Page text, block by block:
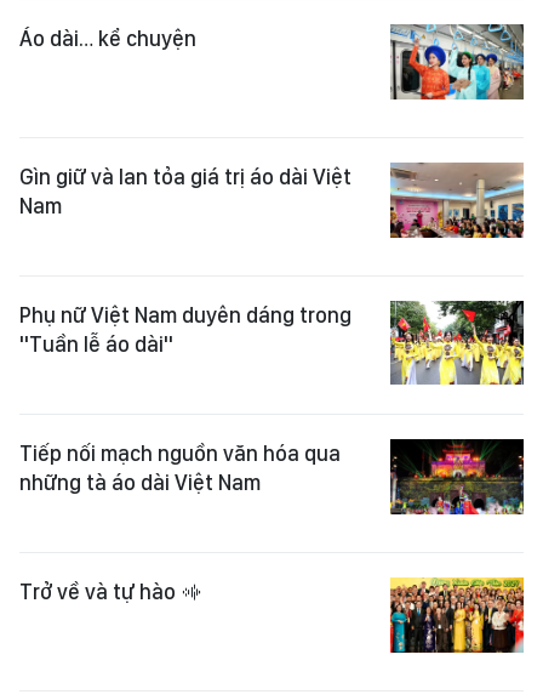
Áo dài… kể chuyện
Gìn giữ và lan tỏa giá trị áo dài Việt
Nam
Phụ nữ Việt Nam duyên dáng trong
"Tuần lễ áo dài"
Tiếp nối mạch nguồn văn hóa qua
những tà áo dài Việt Nam
Trở về và tự hào